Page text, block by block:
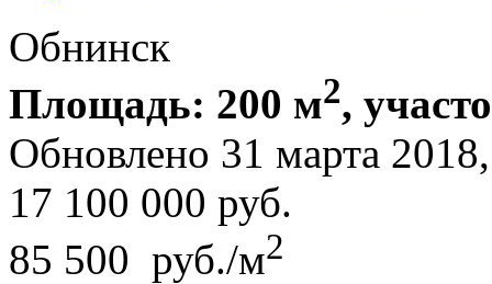
Обнинск
Площадь: 200 м2,
Обновлено 31 марта
17 100 000 руб.
85 500 руб./м2